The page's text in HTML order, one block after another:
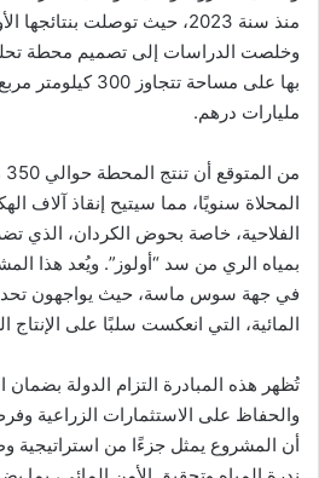
منذ سنة 2023، حيث توصلت
وخلصت الدراسات إلى تصميم محطة
مليارات درهم.
المحلاة سنويًا، مما سيتيح إنقاذ آلاف
الفلاحية، خاصة بحوض الكردان، الذي
بمياه الري من سد “أولوز”. ويُعد هذا
في جهة سوس ماسة، حيث يواجهون
المائية، التي انعكست سلبًا على الإنتاج
تُظهر هذه المبادرة التزام الدولة
والحفاظ على الاستثمارات الزراعية
أن المشروع يمثل جزءًا من استراتيجية